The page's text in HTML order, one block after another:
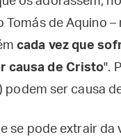
de Aquino
cada vez que
causa de Cristo".
podem ser causa
se pode extrair da